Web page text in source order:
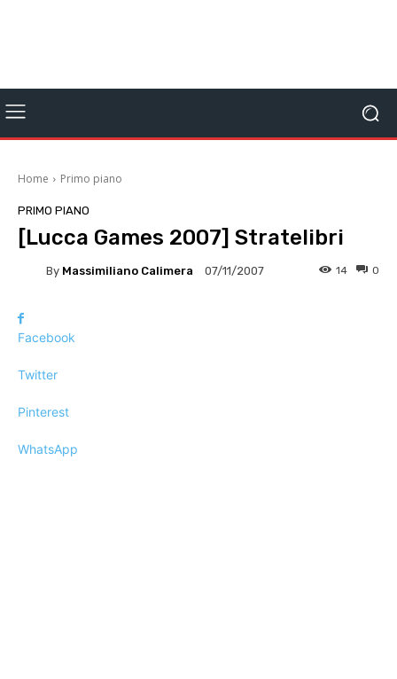
Home Primo piano
PRIMO PIANO
[Lucca Games 2007] Stratelibri
By Massimiliano Calimera 07/11/2007 0
14
Facebook
Twitter
Pinterest
WhatsApp